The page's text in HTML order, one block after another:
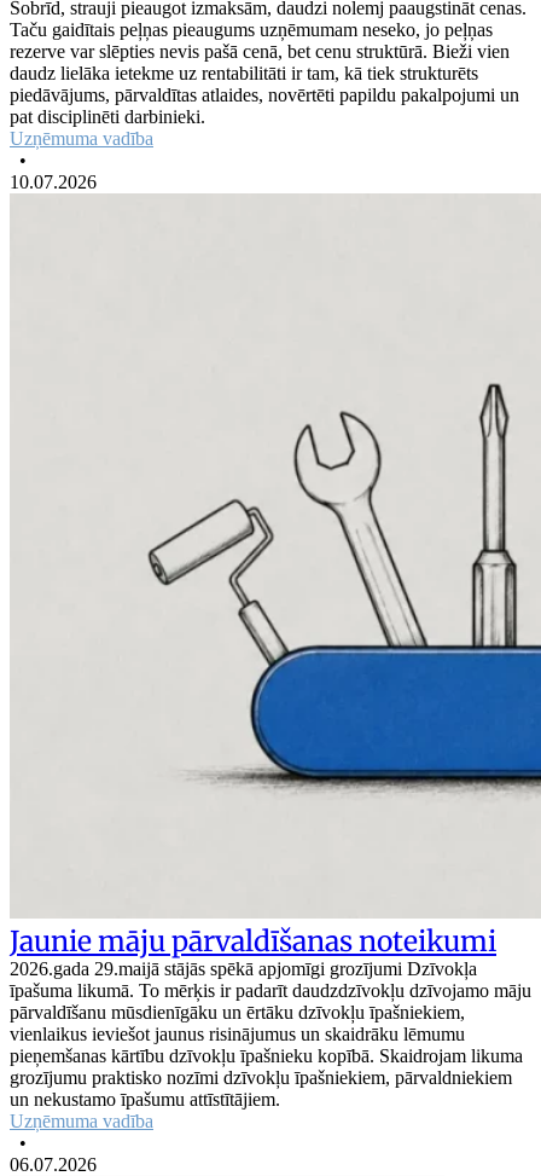
Šobrīd, strauji pieaugot izmaksām, daudzi nolemj paaugstināt cenas.
Taču gaidītais peļņas pieaugums uzņēmumam neseko, jo peļņas
rezerve var slēpties nevis pašā cenā, bet cenu struktūrā. Bieži vien
daudz lielāka ietekme uz rentabilitāti ir tam, kā tiek strukturēts
piedāvājums, pārvaldītas atlaides, novērtēti papildu pakalpojumi un
pat disciplinēti darbinieki.
Uzņēmuma vadība
•
10.07.2026
Jaunie māju pārvaldīšanas noteikumi
2026.gada 29.maijā stājās spēkā apjomīgi grozījumi Dzīvokļa
īpašuma likumā. To mērķis ir padarīt daudzdzīvokļu dzīvojamo māju
pārvaldīšanu mūsdienīgāku un ērtāku dzīvokļu īpašniekiem,
vienlaikus ieviešot jaunus risinājumus un skaidrāku lēmumu
pieņemšanas kārtību dzīvokļu īpašnieku kopībā. Skaidrojam likuma
grozījumu praktisko nozīmi dzīvokļu īpašniekiem, pārvaldniekiem
un nekustamo īpašumu attīstītājiem.
Uzņēmuma vadība
•
06.07.2026